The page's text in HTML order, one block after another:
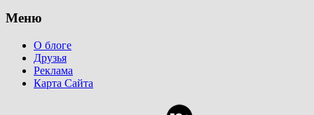
Меню
О блоге
Друзья
Реклама
Карта Сайта